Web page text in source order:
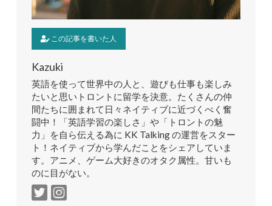
この記事を書いた人
Kazuki
英語を使って世界中の人と、遊びも仕事も楽しみ
たいと思いトロントに留学を決意。たくさんの仲
間たちに囲まれて日々ネイティブに近づくべく奮
闘中！「英語学習の楽しさ」や「トロントの魅
力」を自ら伝える為に KK Talking の運営をスター
ト！ネイティブから学んだことをシェアしていま
す。アニメ、ゲーム大好きのオタク属性。甘いも
のに目がない。